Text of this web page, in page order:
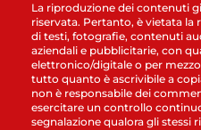
La riproduzione dei contenuti
riservata. Pertanto, è vietata la
di testi, fotografie, contenuti
aziendali e pubblicitarie, con
elettronico/digitale o per
tutto quanto è ascrivibile a
non è responsabile dei
esercitare un controllo
segnalazione qualora gli stessi